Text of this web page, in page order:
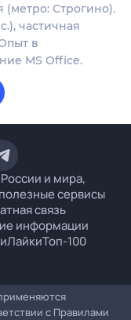
(метро: Строгино).
частичная
в
MS Office.
и мира,
сервисы
связь
информации
ЛайкиТоп-100
с Правилами